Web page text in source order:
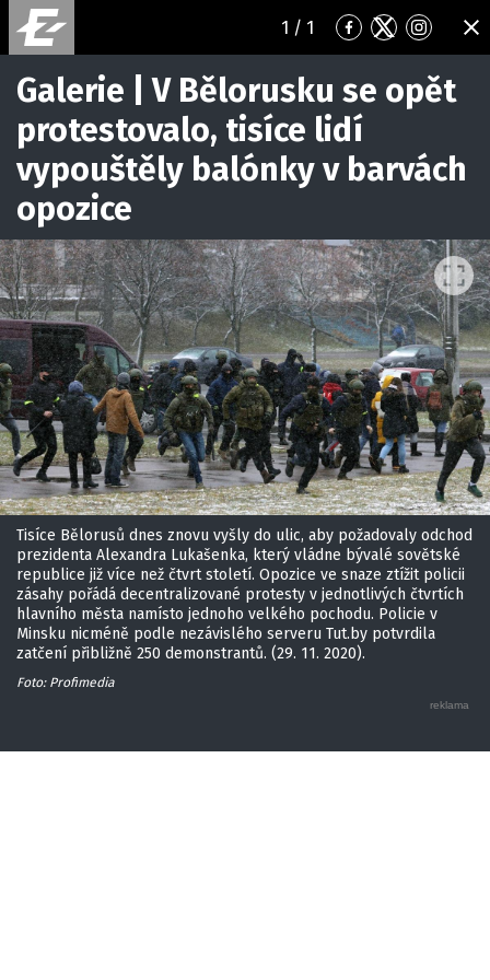
1 / 1
Přejít
na
Facebook
Přejít
na
Twitter
Přejít
na
Galerie | V Bělorusku se opět
protestovalo, tisíce lidí
vypouštěly balónky v barvách
opozice
Tisíce Bělorusů dnes znovu vyšly do ulic, aby požadovaly odchod
prezidenta Alexandra Lukašenka, který vládne bývalé sovětské
republice již více než čtvrt století. Opozice ve snaze ztížit policii
zásahy pořádá decentralizované protesty v jednotlivých čtvrtích
hlavního města namísto jednoho velkého pochodu. Policie v
Minsku nicméně podle nezávislého serveru Tut.by potvrdila
zatčení přibližně 250 demonstrantů. (29. 11. 2020).
Foto: Profimedia